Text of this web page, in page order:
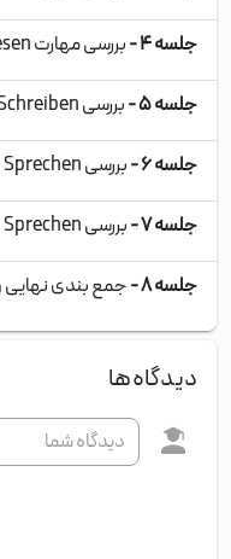
جلسه ۴ - بررسی مهارت Lesen بخش دو و سه
جلسه ۵ - بررسی Schreiben
جلسه ۶ - بررسی Sprechen
جلسه ۷ - بررسی Sprechen
جلسه ۸ - جمع بندی نهایی
دیدگاه‌ها